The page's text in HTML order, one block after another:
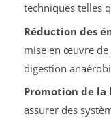
techniques telles
Réduction des
mise en œuvre de
digestion
Promotion de
assurer des